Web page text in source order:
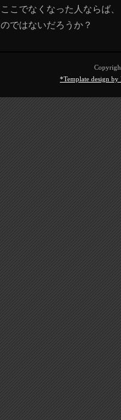
ここでなくなった人ならば
のではないだろうか？
*Template design